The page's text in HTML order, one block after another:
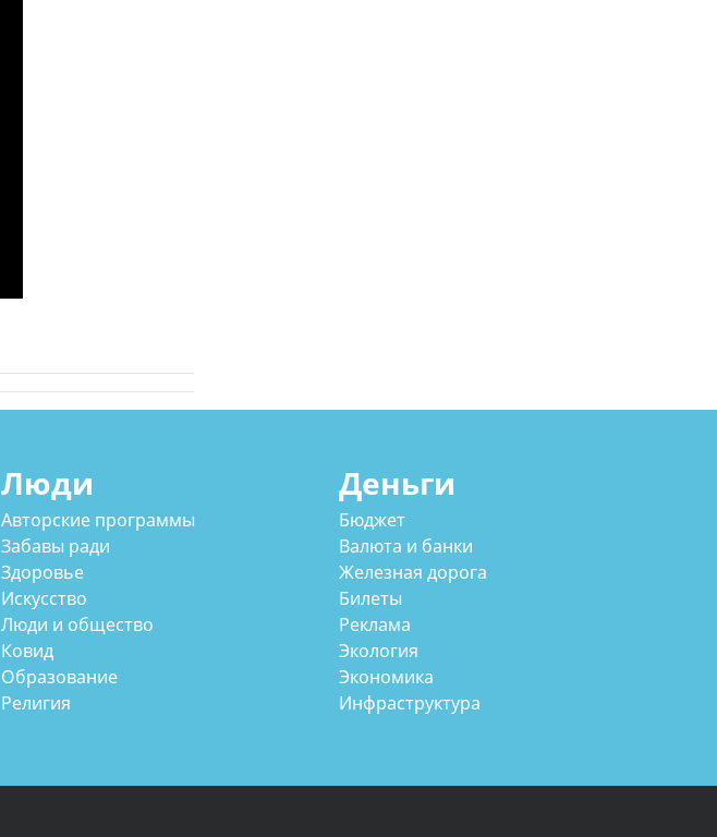
Люди
Авторские программы
Забавы ради
Здоровье
Искусство
Люди и общество
Ковид
Образование
Религия
Деньги
Бюджет
Валюта и банки
Железная дорога
Билеты
Реклама
Экология
Экономика
Инфраструктура